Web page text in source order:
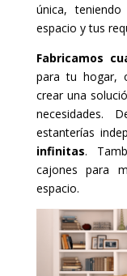
única,
espacio y tus
Fabricamos
para tu hogar,
crear una
necesidades.
estanterías
infinitas.
cajones para
espacio.